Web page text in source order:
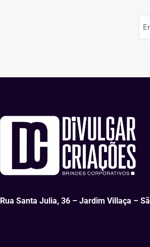
Rua Santa Julia, 36 – Jardim Villaça –